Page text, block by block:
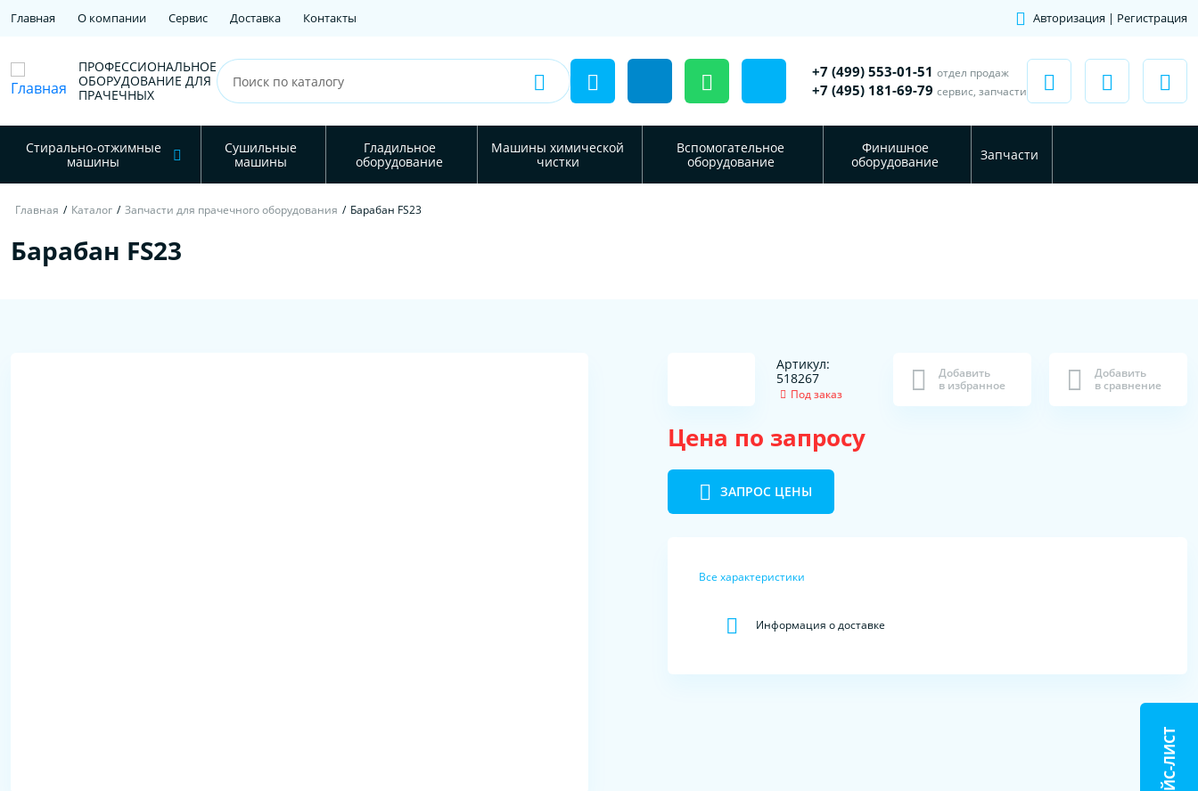
Главная О компании Сервис Доставка Контакты Авторизация | Регистрация
ПРОФЕССИОНАЛЬНОЕ
ОБОРУДОВАНИЕ ДЛЯ
ПРАЧЕЧНЫХ
+7 (499) 553-01-51 отдел продаж
+7 (495) 181-69-79 сервис, запчасти
Стирально-отжимные
машины
Сушильные
машины
Гладильное
оборудование
Машины химической
чистки
Вспомогательное
оборудование
Финишное
оборудование
Запчасти
Главная / Каталог / Запчасти для прачечного оборудования / Барабан FS23
Барабан FS23
Артикул:
518267
Под заказ
Добавить
в избранное
Добавить
в сравнение
Цена по запросу
ЗАПРОС ЦЕНЫ
Все характеристики
Информация о доставке